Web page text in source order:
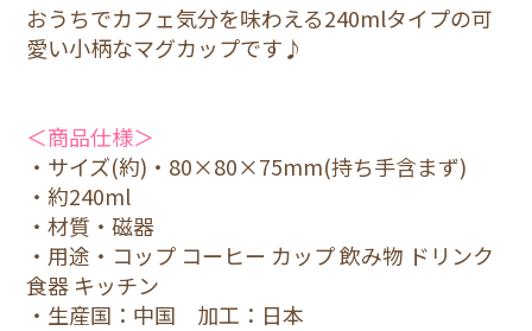
おうちでカフェ気分を味わえる240mlタイプの可
愛い小柄なマグカップです♪
＜商品仕様＞
・サイズ(約)・80×80×75mm(持ち手含まず)
・約240ml
・材質・磁器
・用途・コップ コーヒー カップ 飲み物 ドリンク
食器 キッチン
・生産国：中国 加工：日本